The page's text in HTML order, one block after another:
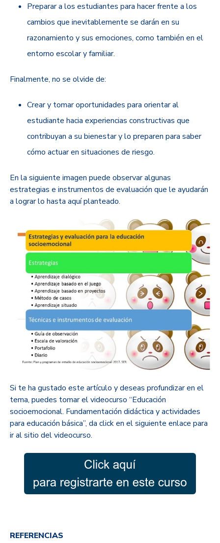
Preparar a los estudiantes para hacer frente a los
cambios que inevitablemente se darán en su
razonamiento y sus emociones, como también en el
entorno escolar y familiar.
Finalmente, no se olvide de:
Crear y tomar oportunidades para orientar al
estudiante hacia experiencias constructivas que
contribuyan a su bienestar y lo preparen para saber
cómo actuar en situaciones de riesgo.
En la siguiente imagen puede observar algunas
estrategias e instrumentos de evaluación que le ayudarán
a lograr lo hasta aquí planteado.
Si te ha gustado este artículo y deseas profundizar en el
tema, puedes tomar el videocurso “Educación
socioemocional. Fundamentación didáctica y actividades
para educación básica”, da click en el siguiente enlace para
ir al sitio del videocurso.
REFERENCIAS